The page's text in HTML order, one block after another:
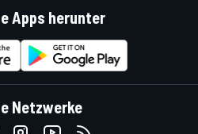
Apps herunter
Netzwerke